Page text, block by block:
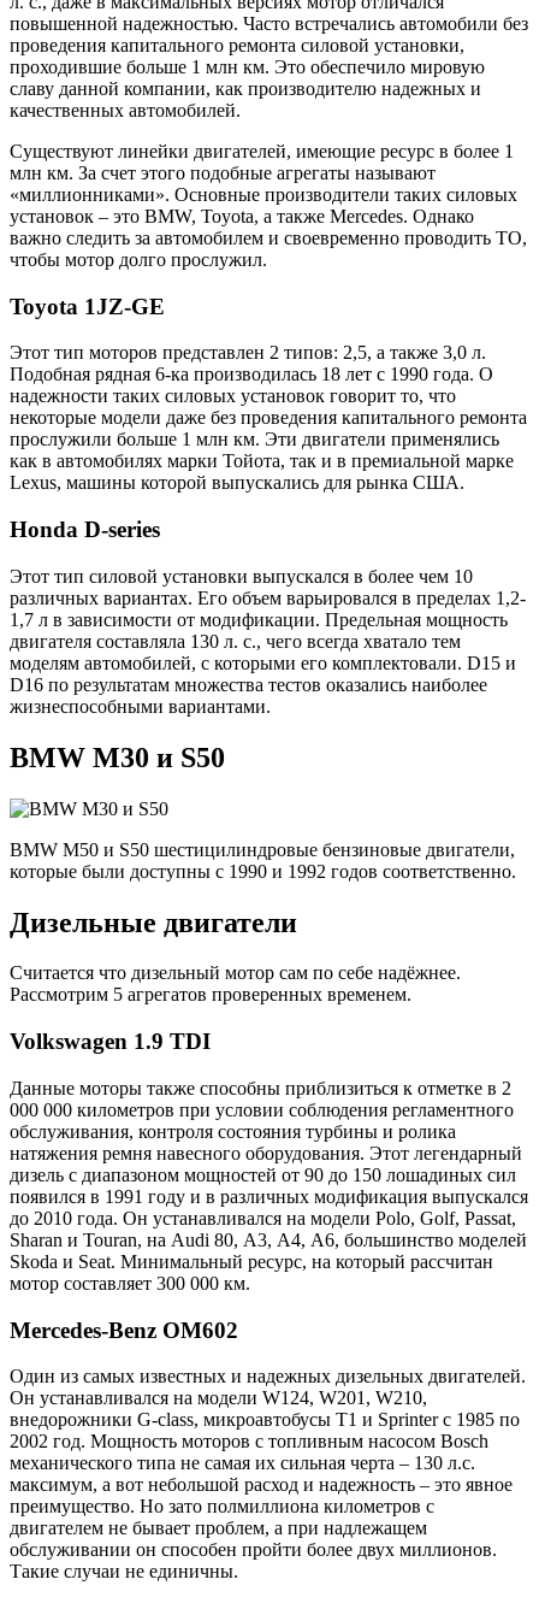
повышенной надежностью. Часто встречались автомобили без
проведения капитального ремонта силовой установки,
проходившие больше 1 млн км. Это обеспечило мировую
славу данной компании, как производителю надежных и
качественных автомобилей.
Существуют линейки двигателей, имеющие ресурс в более 1
млн км. За счет этого подобные агрегаты называют
«миллионниками». Основные производители таких силовых
установок – это BMW, Toyota, а также Mercedes. Однако
важно следить за автомобилем и своевременно проводить ТО,
чтобы мотор долго прослужил.
Toyota 1JZ-GE
Этот тип моторов представлен 2 типов: 2,5, а также 3,0 л.
Подобная рядная 6-ка производилась 18 лет с 1990 года. О
надежности таких силовых установок говорит то, что
некоторые модели даже без проведения капитального ремонта
прослужили больше 1 млн км. Эти двигатели применялись
как в автомобилях марки Тойота, так и в премиальной марке
Lexus, машины которой выпускались для рынка США.
Honda D-series
Этот тип силовой установки выпускался в более чем 10
различных вариантах. Его объем варьировался в пределах 1,2-
1,7 л в зависимости от модификации. Предельная мощность
двигателя составляла 130 л. с., чего всегда хватало тем
моделям автомобилей, с которыми его комплектовали. D15 и
D16 по результатам множества тестов оказались наиболее
жизнеспособными вариантами.
BMW M30 и S50
BMW M50 и S50 шестицилиндровые бензиновые двигатели,
которые были доступны с 1990 и 1992 годов соответственно.
Дизельные двигатели
Считается что дизельный мотор сам по себе надёжнее.
Рассмотрим 5 агрегатов проверенных временем.
Volkswagen 1.9 TDI
Данные моторы также способны приблизиться к отметке в 2
000 000 километров при условии соблюдения регламентного
обслуживания, контроля состояния турбины и ролика
натяжения ремня навесного оборудования. Этот легендарный
дизель с диапазоном мощностей от 90 до 150 лошадиных сил
появился в 1991 году и в различных модификация выпускался
до 2010 года. Он устанавливался на модели Polo, Golf, Passat,
Sharan и Touran, на Audi 80, А3, А4, А6, большинство моделей
Skoda и Seat. Минимальный ресурс, на который рассчитан
мотор составляет 300 000 км.
Mercedes-Benz OM602
Один из самых известных и надежных дизельных двигателей.
Он устанавливался на модели W124, W201, W210,
внедорожники G-class, микроавтобусы T1 и Sprinter с 1985 по
2002 год. Мощность моторов с топливным насосом Bosch
механического типа не самая их сильная черта – 130 л.с.
максимум, а вот небольшой расход и надежность – это явное
преимущество. Но зато полмиллиона километров с
двигателем не бывает проблем, а при надлежащем
обслуживании он способен пройти более двух миллионов.
Такие случаи не единичны.